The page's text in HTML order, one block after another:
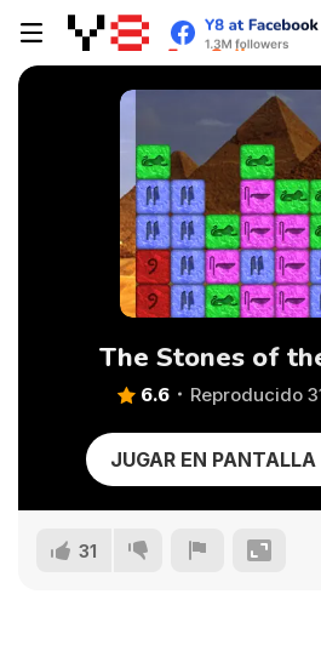
The Stones of
6.6 Reproducido
JUGAR EN
31